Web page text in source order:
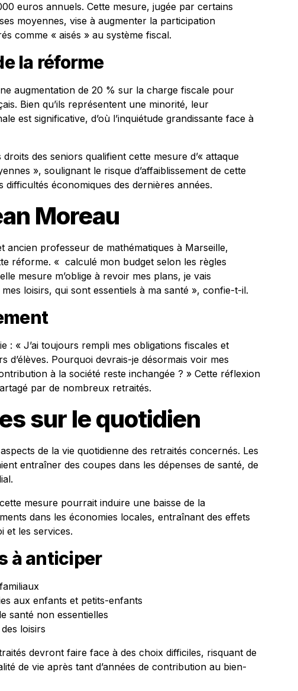
euros annuels. Cette mesure, jugée par certains
moyennes, vise à augmenter la participation
comme « aisés » au système fiscal.
la réforme
augmentation de 20 % sur la charge fiscale pour
Bien qu’ils représentent une minorité, leur
est significative, d’où l’inquiétude grandissante face à
des seniors qualifient cette mesure d’« attaque
», soulignant le risque d’affaiblissement de cette
difficultés économiques des dernières années.
Moreau
professeur de mathématiques à Marseille,
réforme. « calculé mon budget selon les règles
mesure m’oblige à revoir mes plans, je vais
loisirs, qui sont essentiels à ma santé », confie-t-il.
: « J’ai toujours rempli mes obligations fiscales et
d’élèves. Pourquoi devrais-je désormais voir mes
à la société reste inchangée ? » Cette réflexion
par de nombreux retraités.
sur le quotidien
de la vie quotidienne des retraités concernés. Les
entraîner des coupes dans les dépenses de santé, de
mesure pourrait induire une baisse de la
dans les économies locales, entraînant des effets
et les services.
à anticiper
aux enfants et petits-enfants
santé non essentielles
loisirs
devront faire face à des choix difficiles, risquant de
de vie après tant d’années de contribution au bien-